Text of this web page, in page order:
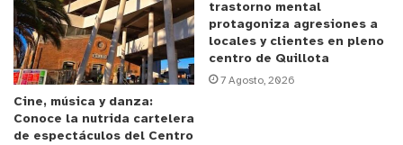
La administración de la obra aclaró que el
cortometraje no se encuentra nominado de forma
directa en las categorías finales de los
certámenes internacionales, sino que el triunfo en
Cinelebu —festival calificador oficial ante ambas
academias— le otorga el derecho legal de entrar
Cine, música y danza:
Conoce la nutrida cartelera
de espectáculos del Centro
trastorno mental
protagoniza agresiones a
locales y clientes en pleno
centro de Quillota
7 Agosto, 2026